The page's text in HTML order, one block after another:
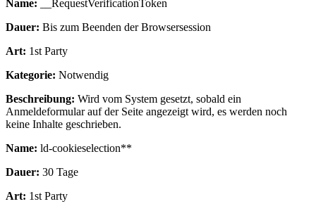
Name: __RequestVerificationToken
Dauer: Bis zum Beenden der Browsersession
Art: 1st Party
Kategorie: Notwendig
Beschreibung: Wird vom System gesetzt, sobald ein
Anmeldeformular auf der Seite angezeigt wird, es werden noch
keine Inhalte geschrieben.
Name: ld-cookieselection**
Dauer: 30 Tage
Art: 1st Party